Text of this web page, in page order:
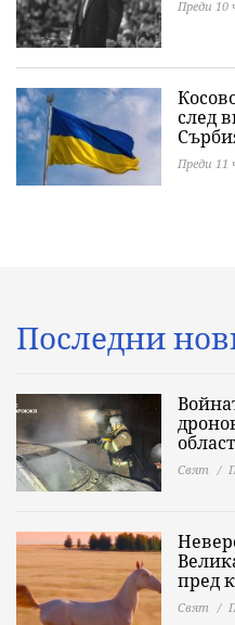
Преди 10
след
Преди 11
Последни
област
Свят
пред
Свят